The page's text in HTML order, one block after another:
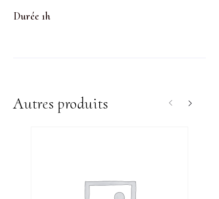
Durée 1h
Autres produits